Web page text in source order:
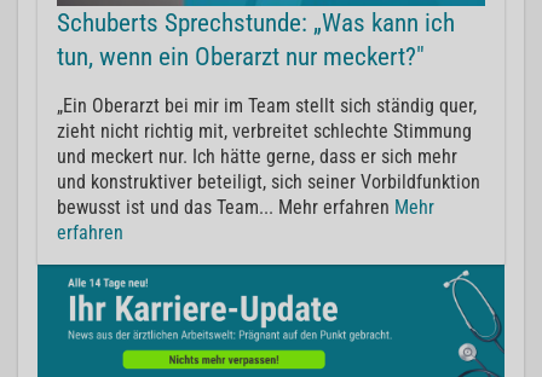
Schuberts Sprechstunde: „Was kann ich
tun, wenn ein Oberarzt nur meckert?"
„Ein Oberarzt bei mir im Team stellt sich ständig quer,
zieht nicht richtig mit, verbreitet schlechte Stimmung
und meckert nur. Ich hätte gerne, dass er sich mehr
und konstruktiver beteiligt, sich seiner Vorbildfunktion
bewusst ist und das Team... Mehr erfahren Mehr
erfahren